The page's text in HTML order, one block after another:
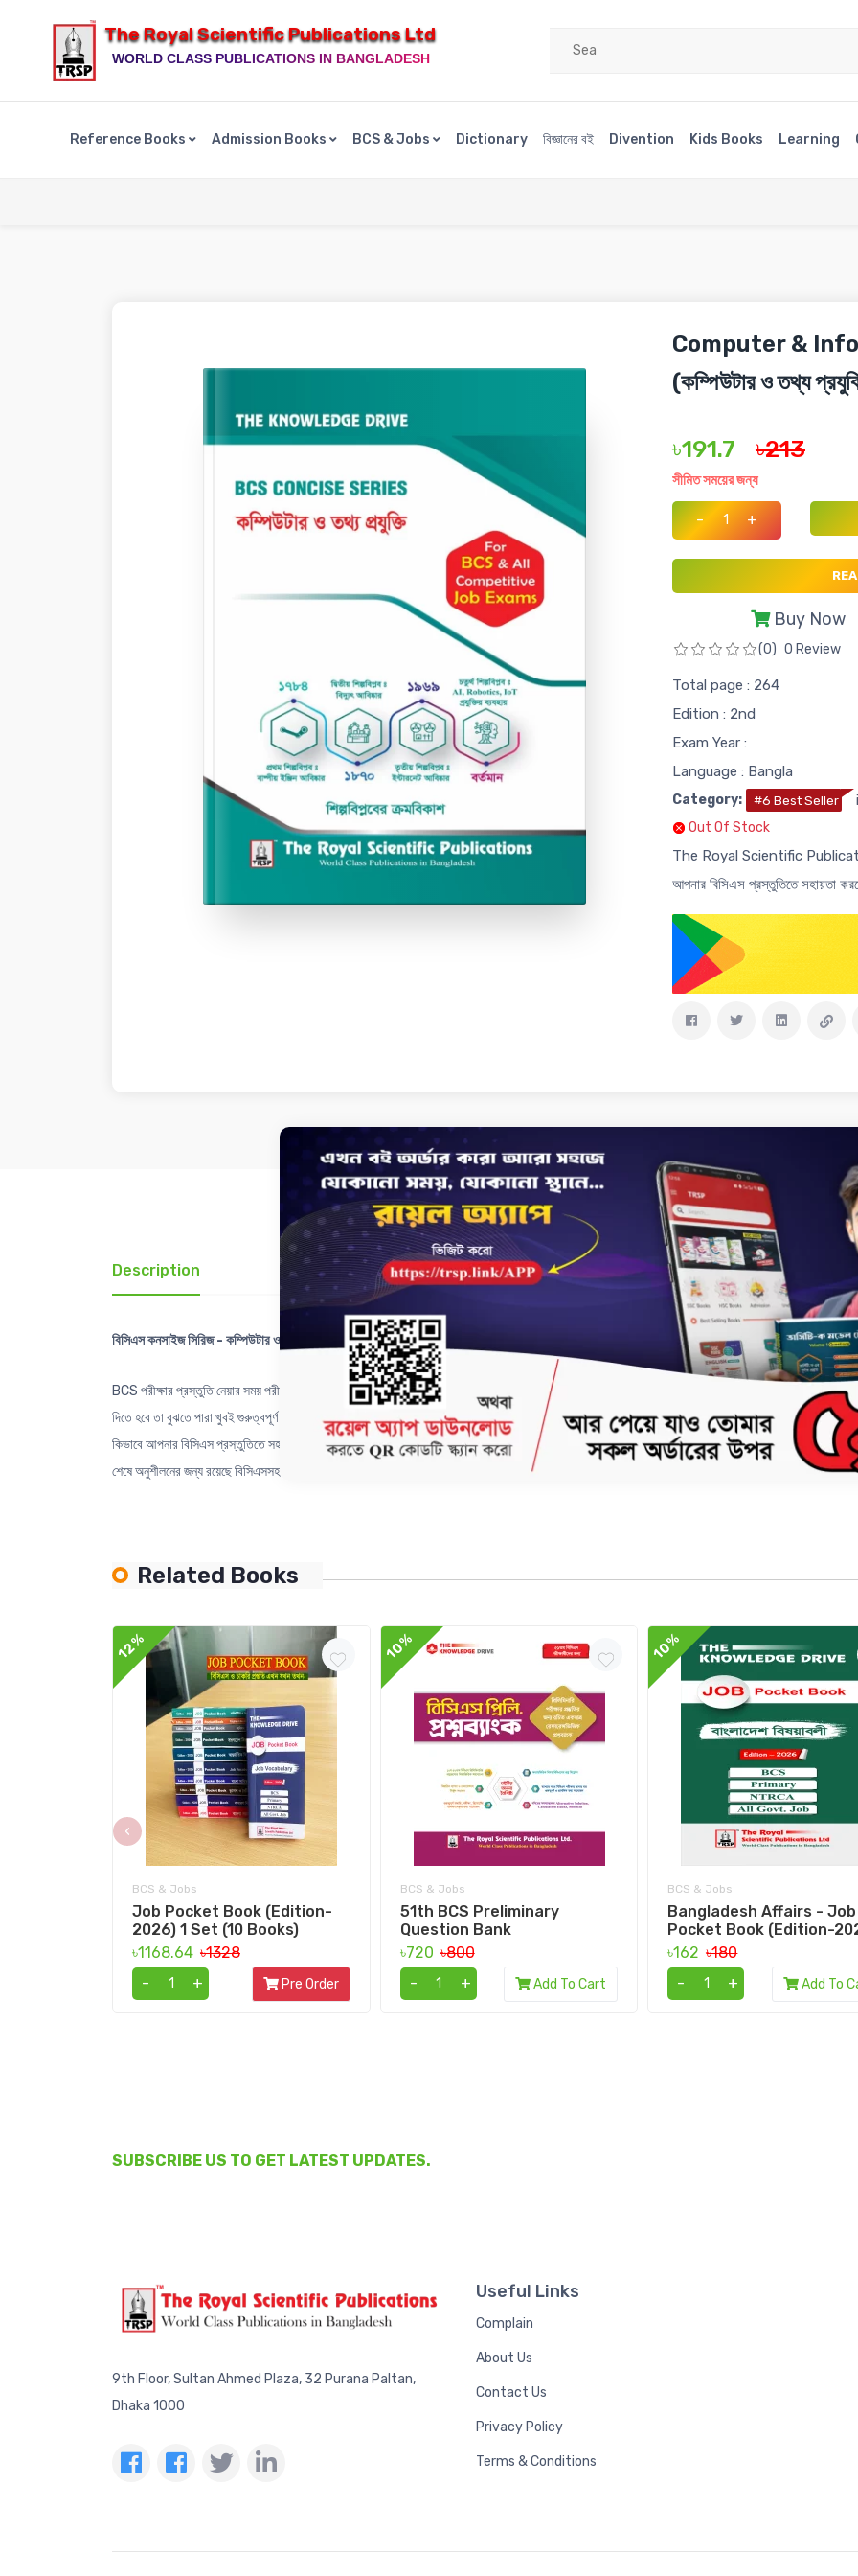
The Royal Scientific Publications Ltd
WORLD CLASS PUBLICATIONS IN BANGLADESH
Reference Books Admission Books BCS & Jobs Dictionary বিজ্ঞানের বই Divention Kids Books Learning
Computer &
(কম্পিউটার ও তথ্য
৳191.7 ৳213
সীমিত সময়ের জন্য
- +
Buy Now
(0) 0 Review
Total page : 264
Edition : 2nd
Exam Year :
Language : Bangla
Category: #6 Best Seller
Out Of Stock
The Royal Scientific
আপনার বিসিএস প্রস্তুতিতে সহায়তা
Description Review(0) Delivery & Return
বিসিএস কনসাইজ সিরিজ - কম্পিউটার ও তথ্য প্রযুক্তি
BCS পরীক্ষার প্রস্তুতি নেয়ার সময় পরীক্ষার্থীদের একটি বড় অংশ অপ্রয়োজনীয় তথ্যের পিছনে ছুটে সময় ও শ্রমের অপচয় করে প্রতিযোগিতায় পিছিয়ে পড়ে। বিসিএস সহ সকল
দিতে হবে তা বুঝতে পারা খুবই গুরুত্বপূর্ণ যার জন্য প্রয়োজন সঠিক দিকনির্দেশনার। পরীক্ষার্থীদের পরিকল্পিত ও গোছানো বিসিএস প্রস্তুতি নিশ্চিত করতে The
কিভাবে আপনার বিসিএস প্রস্তুতিতে সহায়তা করবে? · Concise Series এর বইগুলো বিসিএসসহ সকল প্রতিযোগীতামূলক পরীক্ষায় আসার উপযোগী সবচেয়ে গুরুত্বপূর্ণ বিষয় ও
শেষে অনুশীলনের জন্য রয়েছে বিসিএসসহ বিভিন্ন প্রতিযোগীতামূলক পরীক্ষায় আসা প্রশ্ন যা আয়ত্ত্ব করলে পরীক্ষার্থীদের প্রস্তুতি পূর্ণাংগ হবে।
Related Books
12%
BCS & Jobs
Job Pocket Book (Edition-
2026) 1 Set (10 Books)
৳1168.64 ৳1328
-
+ Pre Order
10%
BCS & Jobs
51th BCS Preliminary
Question Bank
৳720 ৳800
-
+ Add To Cart
10%
BCS & Jobs
Bangladesh Affairs - Job
Pocket Book (Edition-
৳162 ৳180
-
+ Add To
‹
SUBSCRIBE US TO GET LATEST UPDATES.
9th Floor, Sultan Ahmed Plaza, 32 Purana Paltan,
Dhaka 1000
Useful Links
Complain
About Us
Contact Us
Privacy Policy
Terms & Conditions